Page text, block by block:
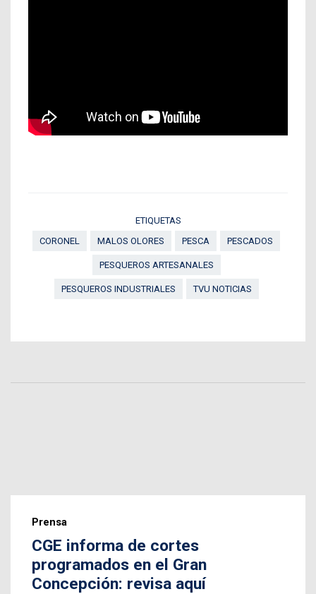
ETIQUETAS
CORONEL
MALOS OLORES PESCA PESCADOS
PESQUEROS ARTESANALES
PESQUEROS INDUSTRIALES TVU NOTICIAS
Prensa
CGE informa de cortes
programados en el Gran
Concepción: revisa aquí